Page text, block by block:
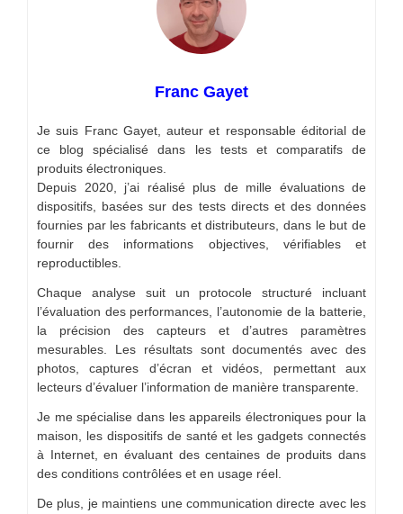
Franc Gayet
Je suis Franc Gayet, auteur et responsable éditorial de
ce blog spécialisé dans les tests et comparatifs de
produits électroniques.
Depuis 2020, j’ai réalisé plus de mille évaluations de
dispositifs, basées sur des tests directs et des données
fournies par les fabricants et distributeurs, dans le but de
fournir des informations objectives, vérifiables et
reproductibles.
Chaque analyse suit un protocole structuré incluant
l’évaluation des performances, l’autonomie de la batterie,
la précision des capteurs et d’autres paramètres
mesurables. Les résultats sont documentés avec des
photos, captures d’écran et vidéos, permettant aux
lecteurs d’évaluer l’information de manière transparente.
Je me spécialise dans les appareils électroniques pour la
maison, les dispositifs de santé et les gadgets connectés
à Internet, en évaluant des centaines de produits dans
des conditions contrôlées et en usage réel.
De plus, je maintiens une communication directe avec les